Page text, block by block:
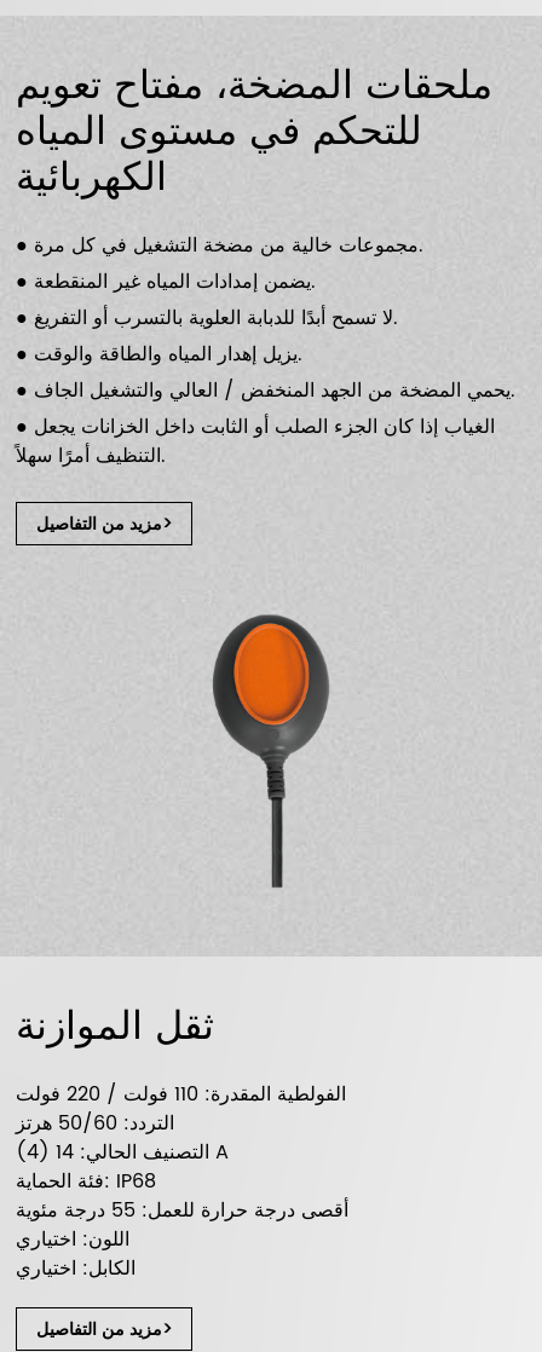
ملحقات المضخة، مفتاح تعويم
للتحكم في مستوى المياه
الكهربائية
●
مجموعات خالية من مضخة التشغيل في كل مرة.
●
يضمن إمدادات المياه غير المنقطعة.
●
لا تسمح أبدًا للدبابة العلوية بالتسرب أو التفريغ.
●
يزيل إهدار المياه والطاقة والوقت.
●
يحمي المضخة من الجهد المنخفض / العالي والتشغيل الجاف.
● الغياب إذا كان الجزء الصلب أو الثابت داخل الخزانات يجعل
التنظيف أمرًا سهلاً.
مزيد من التفاصيل>
ثقل الموازنة
الفولطية المقدرة: 110 فولت / 220 فولت
التردد: 50/60 هرتز
التصنيف الحالي: 14 (4) A
فئة الحماية: IP68
أقصى درجة حرارة للعمل: 55 درجة مئوية
اللون: اختياري
الكابل: اختياري
مزيد من التفاصيل>